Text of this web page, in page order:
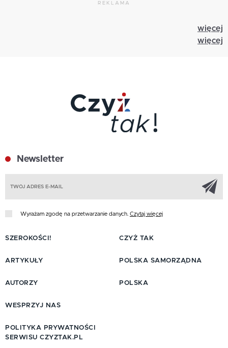
REKLAMA
więcej
więcej
Newsletter
Wyrażam zgodę na przetwarzanie danych. Czytaj więcej
SZEROKOŚCI!
ARTYKUŁY
AUTORZY
CZYŻ TAK
POLSKA SAMORZĄDNA
POLSKA
WESPRZYJ NAS
POLITYKA PRYWATNOŚCI
SERWISU CZYZTAK.PL